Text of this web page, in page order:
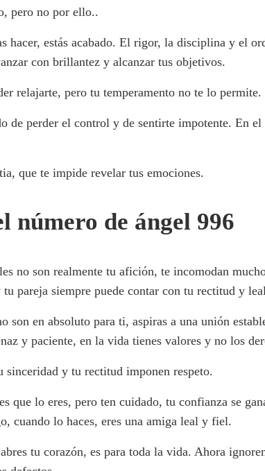
pero no por ello..
hacer, estás acabado. El rigor, la disciplina y el
con brillantez y alcanzar tus objetivos.
relajarte, pero tu temperamento no te lo permite.
de perder el control y de sentirte impotente. En
que te impide revelar tus emociones.
número de ángel 996
no son realmente tu afición, te incomodan
pareja siempre puede contar con tu rectitud y
son en absoluto para ti, aspiras a una unión
y paciente, en la vida tienes valores y no los
sinceridad y tu rectitud imponen respeto.
que lo eres, pero ten cuidado, tu confianza se
cuando lo haces, eres una amiga leal y fiel.
tu corazón, es para toda la vida. Ahora